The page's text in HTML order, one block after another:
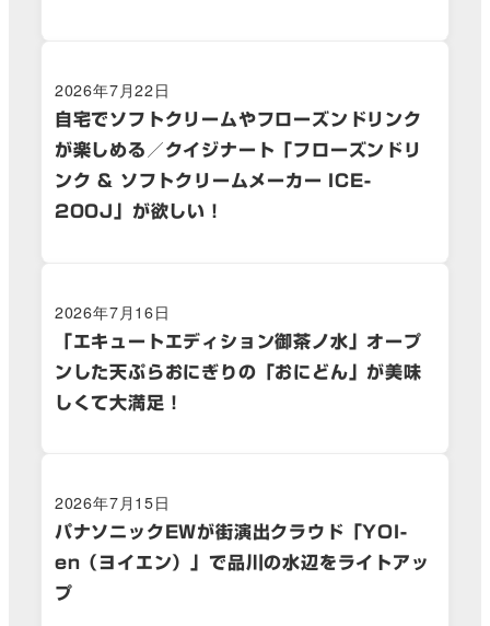
自宅でソフトクリームやフローズンドリンク
が楽しめる／クイジナート「フローズンドリ
ンク & ソフトクリームメーカー ICE-
200J」が欲しい！
2026年7月22日
「エキュートエディション御茶ノ水」オープ
ンした天ぷらおにぎりの「おにどん」が美味
しくて大満足！
2026年7月16日
パナソニックEWが街演出クラウド「YOI-
en（ヨイエン）」で品川の水辺をライトアッ
プ
2026年7月15日